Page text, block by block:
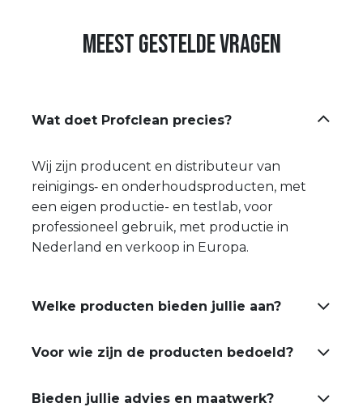
Meest gestelde vragen
Wat doet Profclean precies?
Wij zijn producent en distributeur van
reinigings‑ en onderhoudsproducten, met
een eigen productie- en testlab, voor
professioneel gebruik, met productie in
Nederland en verkoop in Europa.
Welke producten bieden jullie aan?
Voor wie zijn de producten bedoeld?
Bieden jullie advies en maatwerk?